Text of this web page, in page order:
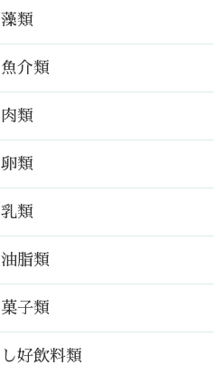
藻類
魚介類
肉類
卵類
乳類
油脂類
菓子類
し好飲料類